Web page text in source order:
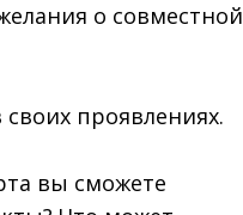
о совместной
проявлениях.
вы сможете